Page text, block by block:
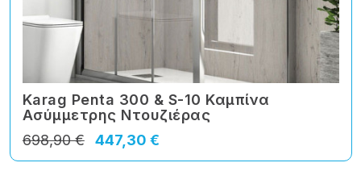
Karag Penta 300 & S-10 Καμπίνα
Ασύμμετρης Ντουζιέρας
447,30 €
698,90 €